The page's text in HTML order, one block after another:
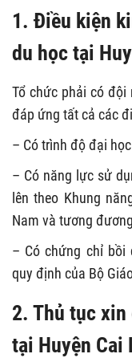
1. Điều kiện
du học tại
Tổ chức phải có đội
đáp ứng tất cả các
– Có trình độ đại
– Có năng lực sử
lên theo Khung
Nam và tương
– Có chứng chỉ bồi
quy định của Bộ
2. Thủ tục
tại Huyện Cai